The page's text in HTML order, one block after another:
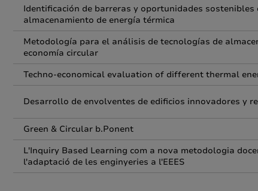
Identificación de barreras y oportunidades
almacenamiento de energía térmica
Metodología para el análisis de tecnologías de
economía circular
Techno-economical evaluation of different thermal
Desarrollo de envolventes de edificios innovadores y
Green & Circular b.Ponent
L'Inquiry Based Learning com a nova metodologia
l'adaptació de les enginyeries a l'EEES